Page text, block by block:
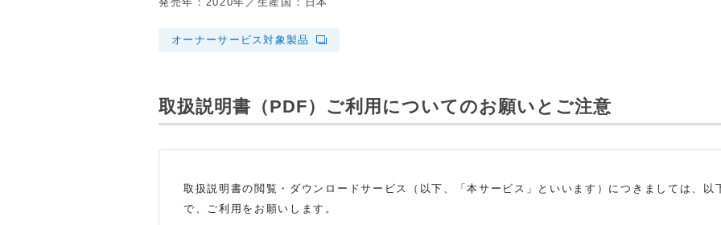
オーナーサービス対象製品
取扱説明書（PDF） ご利用についてのお願いとご注意
取扱説明書の閲覧・ダウンロードサービス（以下、「本サービス」といいます）につきましては、以
で、ご利用をお願いします。